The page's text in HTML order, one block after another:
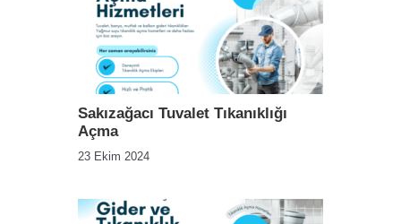
Sakızağacı Tuvalet Tıkanıklığı
Açma
23 Ekim 2024